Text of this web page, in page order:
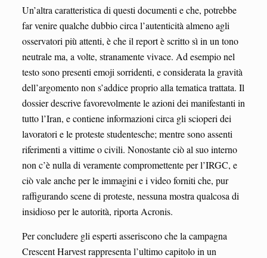
Un’altra caratteristica di questi documenti e che, potrebbe
far venire qualche dubbio circa l’autenticità almeno agli
osservatori più attenti, è che il report è scritto sì in un tono
neutrale ma, a volte, stranamente vivace. Ad esempio nel
testo sono presenti emoji sorridenti, e considerata la gravità
dell’argomento non s’addice proprio alla tematica trattata. Il
dossier descrive favorevolmente le azioni dei manifestanti in
tutto l’Iran, e contiene informazioni circa gli scioperi dei
lavoratori e le proteste studentesche; mentre sono assenti
riferimenti a vittime o civili. Nonostante ciò al suo interno
non c’è nulla di veramente compromettente per l’IRGC, e
ciò vale anche per le immagini e i video forniti che, pur
raffigurando scene di proteste, nessuna mostra qualcosa di
insidioso per le autorità, riporta Acronis.
Per concludere gli esperti asseriscono che la campagna
Crescent Harvest rappresenta l’ultimo capitolo in un